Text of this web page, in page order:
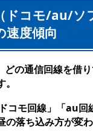
ドコモ/au/ソ
速度傾向
の通信回線を借
コモ回線」「au回
落ち込み方が変わ